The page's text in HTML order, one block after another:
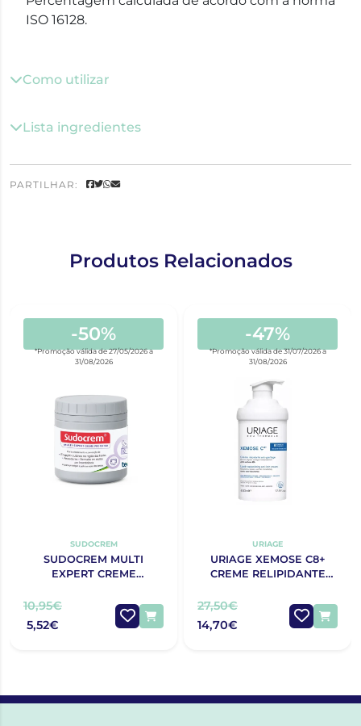
ISO 16128.
Como utilizar
Lista ingredientes
PARTILHAR:
Produtos Relacionados
-50%
*Promoção válida de 27/05/2026 a
31/08/2026
SUDOCREM
SUDOCREM MULTI
EXPERT CREME
10,95€
5,52€
-47%
*Promoção válida de 31/07/2026 a
31/08/2026
URIAGE
URIAGE XEMOSE C8+
CREME RELIPIDANTE
27,50€
14,70€